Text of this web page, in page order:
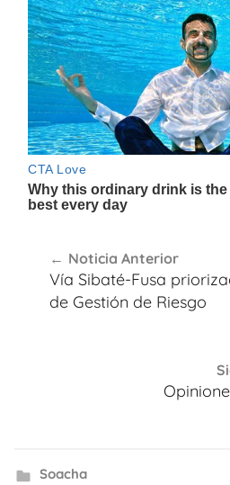
de
entradas
Noticia Anterior
Vía Sibaté-Fusa
de Gestión de Riesgo
Soacha